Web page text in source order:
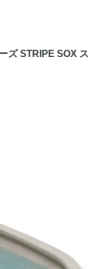
ズ STRIPE SOX ス